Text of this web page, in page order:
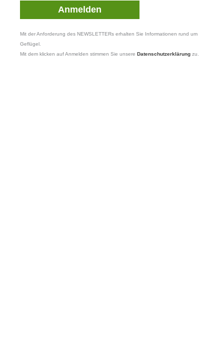
Mit der Anforderung des NEWSLETTERs erhalten Sie Informationen rund um
Geflügel.
Mit dem klicken auf Anmelden stimmen Sie unsere Datenschutzerklärung zu.